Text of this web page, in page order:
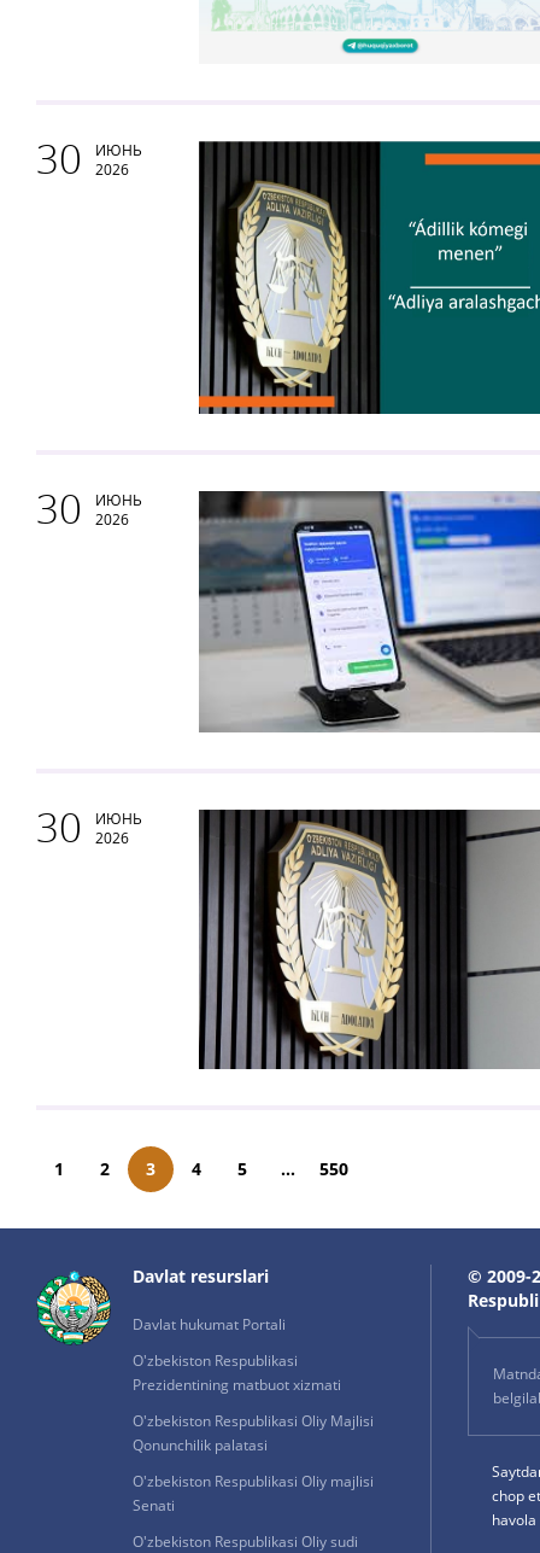
30
ИЮНЬ
2026
30
ИЮНЬ
2026
30
ИЮНЬ
2026
1 2 3 4 5 ... 550
Davlat resurslari
Davlat hukumat Portali
O'zbekiston Respublikasi
Prezidentining matbuot xizmati
O'zbekiston Respublikasi Oliy Majlisi
Qonunchilik palatasi
O'zbekiston Respublikasi Oliy majlisi
Senati
O'zbekiston Respublikasi Oliy sudi
© 2009-
chop